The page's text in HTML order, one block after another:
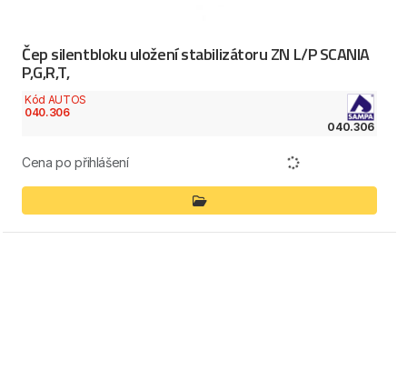
Čep silentbloku uložení stabilizátoru ZN L/P SCANIA
P,G,R,T,
Kód AUTOS
040.306
040.306
Cena po přihlášení